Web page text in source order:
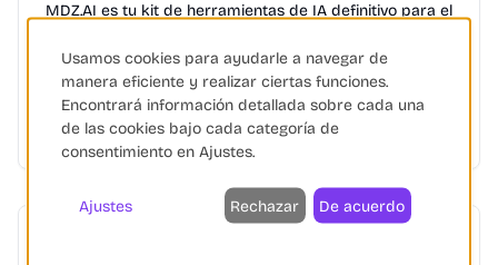
MDZ.AI es tu kit de herramientas de IA definitivo para el
impresionantes, genera textos publicitarios que...
Inteligencia Artificial Automatización
eCommerce
4
Usamos cookies para ayudarle a navegar de
manera eficiente y realizar ciertas funciones.
Encontrará información detallada sobre cada una
de las cookies bajo cada categoría de
consentimiento en Ajustes.
Ajustes Rechazar De acuerdo